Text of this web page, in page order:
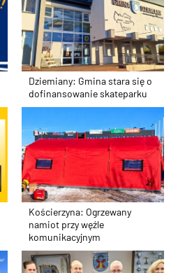
Dziemiany: Gmina stara się o
dofinansowanie skateparku
Kościerzyna: Ogrzewany
namiot przy węźle
komunikacyjnym